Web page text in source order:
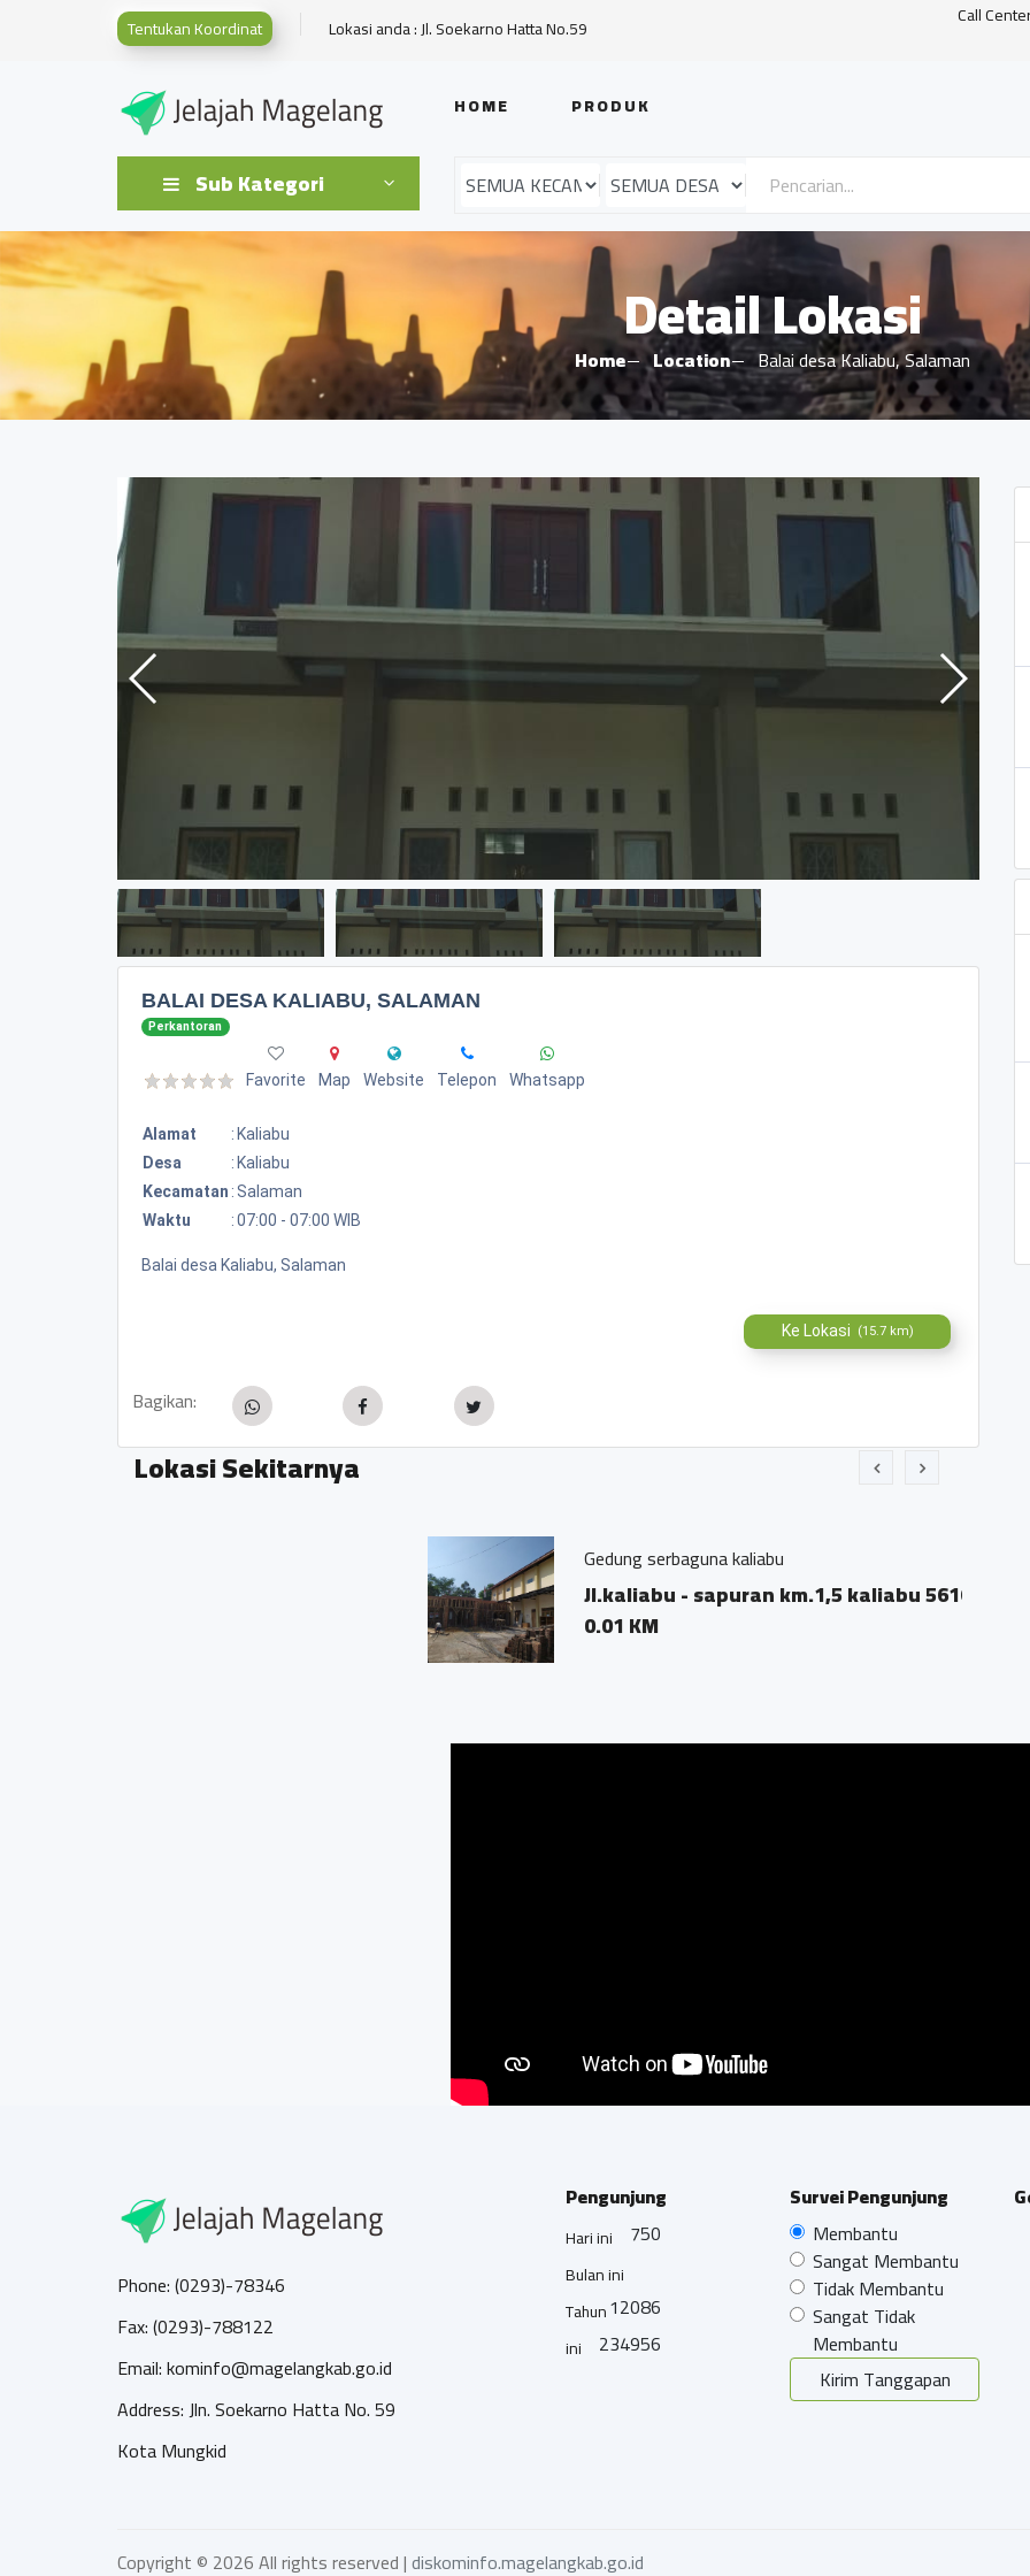
Tentukan Koordinat Lokasi anda : Jl. Soekarno Hatta No.59 Call
HOME PRODUK
Sub Kategori
Detail Lokasi
Home Location Balai desa Kaliabu, Salaman
BALAI DESA KALIABU, SALAMAN
Perkantoran
Favorite Map Website Telepon Whatsapp
Alamat : Kaliabu
Desa
: Kaliabu
Kecamatan : Salaman
Waktu
:07:00 - 07:00 WIB
Balai desa Kaliabu, Salaman
Ke Lokasi (15.7 km)
Bagikan:
Lokasi Sekitarnya
Gedung serbaguna kaliabu
Jl.kaliabu - sapuran km.1,5 kaliabu 56162
Phone: (0293)-78346
Fax: (0293)-788122
Email: kominfo@magelangkab.go.id
Address: Jln. Soekarno Hatta No. 59
Kota Mungkid
Pengunjung
Hari ini 750
Bulan ini
12086
Tahun
ini
234956
Survei Pengunjung
Membantu
Sangat Membantu
Tidak Membantu
Sangat Tidak
Membantu
Kirim Tanggapan
Copyright © 2026 All rights reserved |diskominfo.magelangkab.go.id